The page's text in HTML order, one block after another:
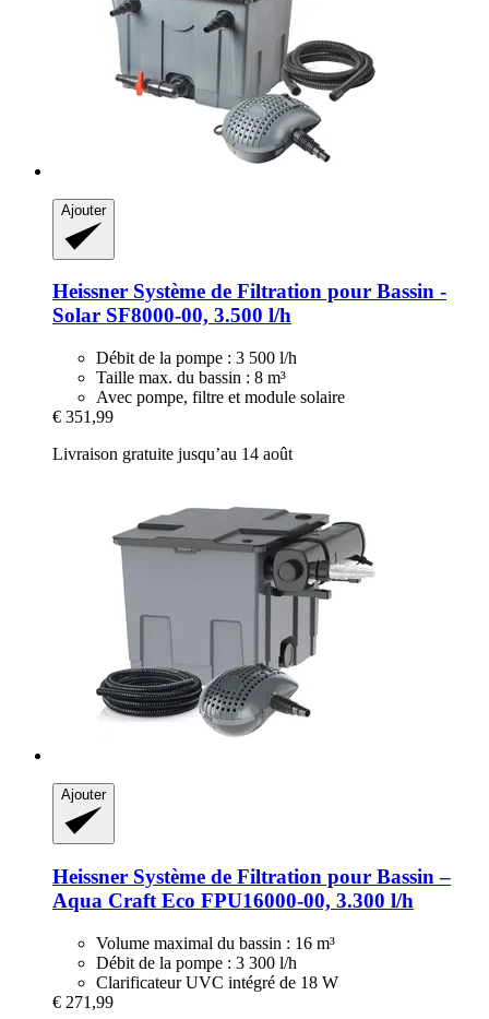
Ajouter
Heissner Système de Filtration pour Bassin -​
Solar SF8000-​00, 3.500 l/h
Débit de la pompe : 3 500 l/h
Taille max. du bassin : 8 m³
Avec pompe, filtre et module solaire
€ 351,99
Livraison gratuite jusqu’au 14 août
Ajouter
Heissner Système de Filtration pour Bassin –
Aqua Craft Eco FPU16000-​00, 3.300 l/h
Volume maximal du bassin : 16 m³
Débit de la pompe : 3 300 l/h
Clarificateur UVC intégré de 18 W
€ 271,99